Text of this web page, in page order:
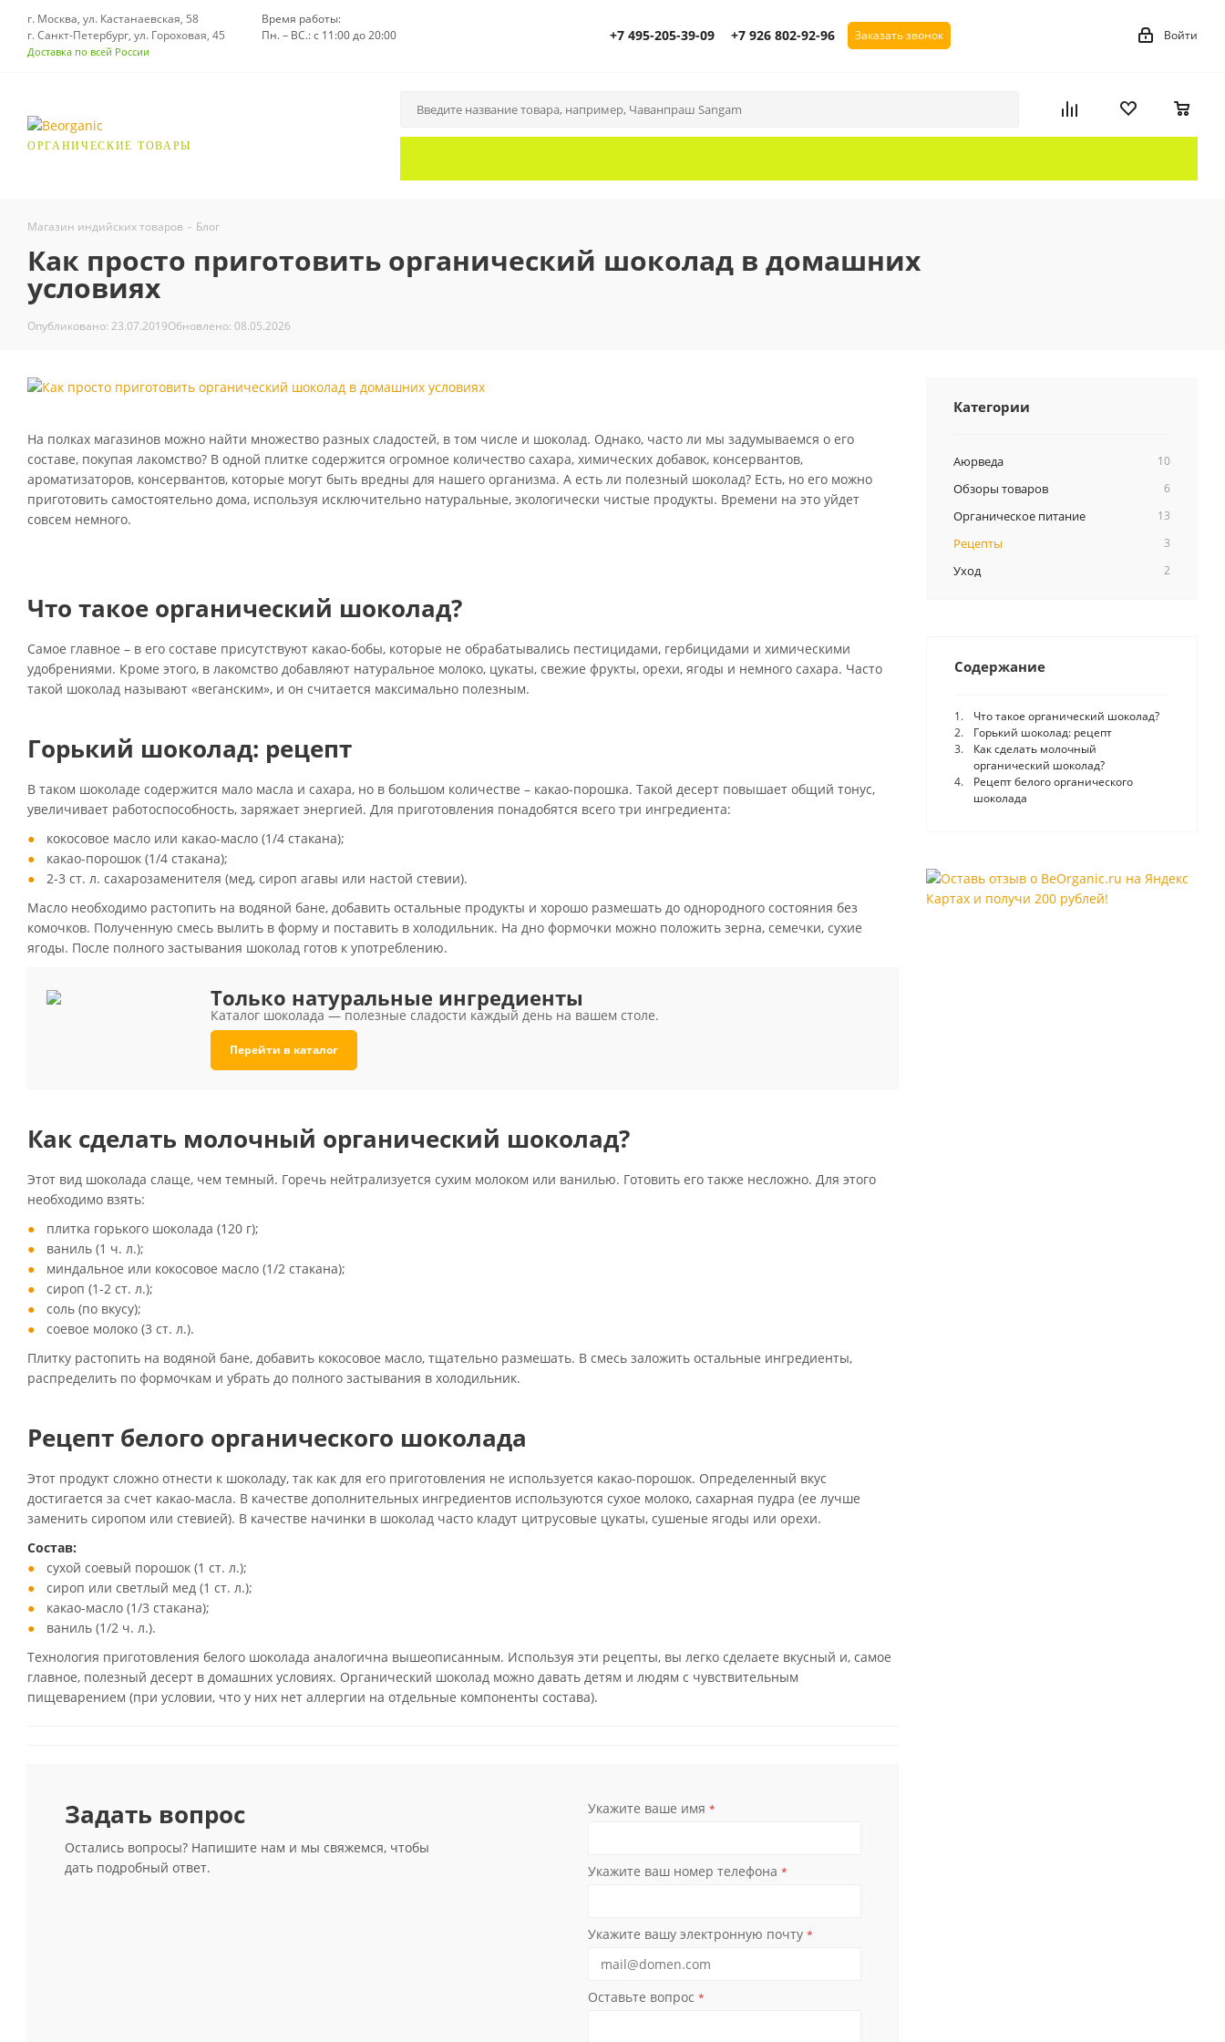
г. Москва, ул. Кастанаевская, 58
г. Санкт-Петербург, ул. Гороховая, 45
Доставка по всей России
Время работы:
Пн. – ВС.: с 11:00 до 20:00
+7 495-205-39-09 +7 926 802-92-96 Заказать звонок Войти
ОРГАНИЧЕСКИЕ ТОВАРЫ
Опубликовано: 23.07.2019Обновлено: 08.05.2026
Как просто приготовить органический шоколад в домашних
условиях
Магазин индийских товаров - Блог
На полках магазинов можно найти множество разных сладостей, в том числе и шоколад. Однако, часто ли мы задумываемся о его
составе, покупая лакомство? В одной плитке содержится огромное количество сахара, химических добавок, консервантов,
ароматизаторов, консервантов, которые могут быть вредны для нашего организма. А есть ли полезный шоколад? Есть, но его можно
приготовить самостоятельно дома, используя исключительно натуральные, экологически чистые продукты. Времени на это уйдет
совсем немного.
Что такое органический шоколад?
Самое главное – в его составе присутствуют какао-бобы, которые не обрабатывались пестицидами, гербицидами и химическими
удобрениями. Кроме этого, в лакомство добавляют натуральное молоко, цукаты, свежие фрукты, орехи, ягоды и немного сахара. Часто
такой шоколад называют «веганским», и он считается максимально полезным.
Горький шоколад: рецепт
В таком шоколаде содержится мало масла и сахара, но в большом количестве – какао-порошка. Такой десерт повышает общий тонус,
увеличивает работоспособность, заряжает энергией. Для приготовления понадобятся всего три ингредиента:
кокосовое масло или какао-масло (1/4 стакана);
какао-порошок (1/4 стакана);
2-3 ст. л. сахарозаменителя (мед, сироп агавы или настой стевии).
Масло необходимо растопить на водяной бане, добавить остальные продукты и хорошо размешать до однородного состояния без
комочков. Полученную смесь вылить в форму и поставить в холодильник. На дно формочки можно положить зерна, семечки, сухие
ягоды. После полного застывания шоколад готов к употреблению.
Только натуральные ингредиенты
Каталог шоколада — полезные сладости каждый день на вашем столе.
Перейти в каталог
Как сделать молочный органический шоколад?
Этот вид шоколада слаще, чем темный. Горечь нейтрализуется сухим молоком или ванилью. Готовить его также несложно. Для этого
необходимо взять:
плитка горького шоколада (120 г);
ваниль (1 ч. л.);
миндальное или кокосовое масло (1/2 стакана);
сироп (1-2 ст. л.);
соль (по вкусу);
соевое молоко (3 ст. л.).
Плитку растопить на водяной бане, добавить кокосовое масло, тщательно размешать. В смесь заложить остальные ингредиенты,
распределить по формочкам и убрать до полного застывания в холодильник.
Рецепт белого органического шоколада
Этот продукт сложно отнести к шоколаду, так как для его приготовления не используется какао-порошок. Определенный вкус
достигается за счет какао-масла. В качестве дополнительных ингредиентов используются сухое молоко, сахарная пудра (ее лучше
заменить сиропом или стевией). В качестве начинки в шоколад часто кладут цитрусовые цукаты, сушеные ягоды или орехи.
Состав:
сухой соевый порошок (1 ст. л.);
сироп или светлый мед (1 ст. л.);
какао-масло (1/3 стакана);
ваниль (1/2 ч. л.).
Технология приготовления белого шоколада аналогична вышеописанным. Используя эти рецепты, вы легко сделаете вкусный и, самое
главное, полезный десерт в домашних условиях. Органический шоколад можно давать детям и людям с чувствительным
пищеварением (при условии, что у них нет аллергии на отдельные компоненты состава).
Задать вопрос
Остались вопросы? Напишите нам и мы свяжемся, чтобы
дать подробный ответ.
Укажите ваше имя *
Укажите ваш номер телефона *
Укажите вашу электронную почту *
Оставьте вопрос *
Категории
Аюрведа 10
Обзоры товаров 6
Органическое питание 13
Рецепты 3
Уход 2
Содержание
Что такое органический шоколад?
Горький шоколад: рецепт
Как сделать молочный
органический шоколад?
Рецепт белого органического
шоколада